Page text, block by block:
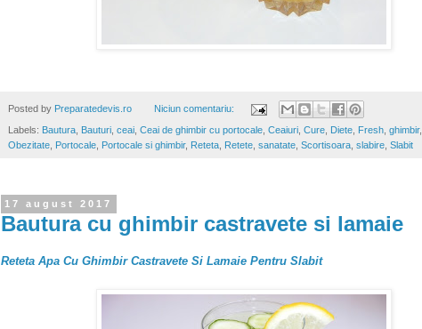
Posted by Preparatedevis.ro Niciun comentariu:
Labels: Bautura, Bauturi, ceai, Ceai de ghimbir cu portocale, Ceaiuri, Cure, Diete, Fresh, ghimbir,
Obezitate, Portocale, Portocale si ghimbir, Reteta, Retete, sanatate, Scortisoara, slabire, Slabit
17 august 2017
Bautura cu ghimbir castravete si lamaie
Reteta Apa Cu Ghimbir Castravete Si Lamaie Pentru Slabit